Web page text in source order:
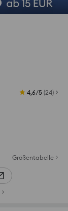
4,6/5 (24)
Größentabelle